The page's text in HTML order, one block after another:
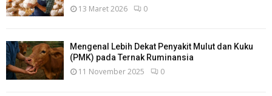
13 Maret 2026 0
Mengenal Lebih Dekat Penyakit Mulut dan Kuku
(PMK) pada Ternak Ruminansia
11 November 2025 0